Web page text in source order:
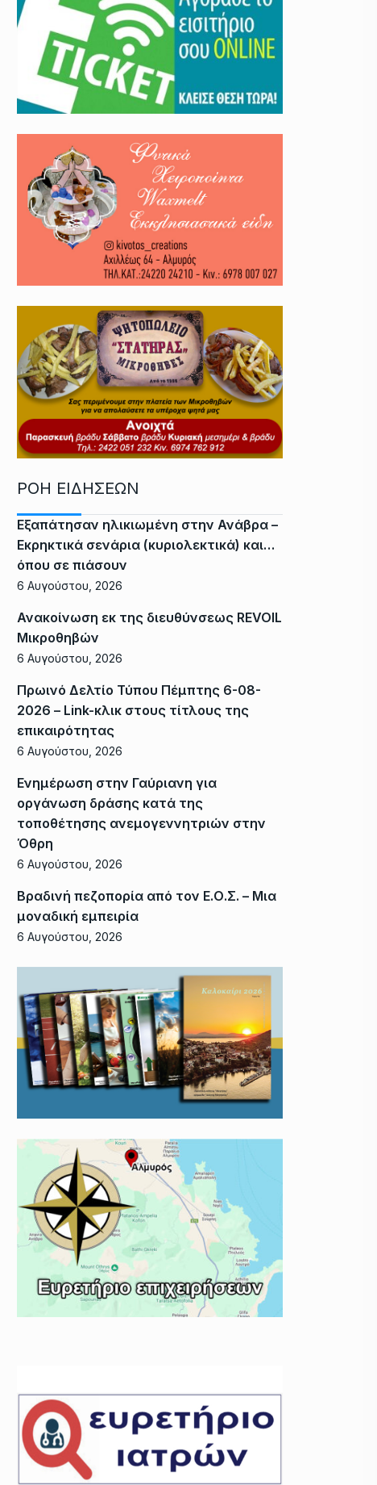
ΡΟΗ ΕΙΔΗΣΕΩΝ
Εξαπάτησαν ηλικιωμένη στην Ανάβρα –
Εκρηκτικά σενάρια (κυριολεκτικά) και…
όπου σε πιάσουν
6 Αυγούστου, 2026
Ανακοίνωση εκ της διευθύνσεως REVOIL
Μικροθηβών
6 Αυγούστου, 2026
Πρωινό Δελτίο Τύπου Πέμπτης 6-08-
2026 – Link-κλικ στους τίτλους της
επικαιρότητας
6 Αυγούστου, 2026
Ενημέρωση στην Γαύριανη για
οργάνωση δράσης κατά της
τοποθέτησης ανεμογεννητριών στην
Όθρη
6 Αυγούστου, 2026
Βραδινή πεζοπορία από τον Ε.Ο.Σ. – Μια
μοναδική εμπειρία
6 Αυγούστου, 2026